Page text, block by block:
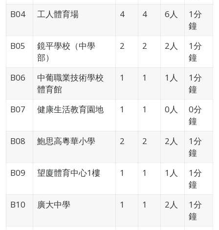
B04
工人體育場 4 4 6人
1分
鐘
B05
鏡平學校（中學
部）
2 2 2人
1分
鐘
B06
中葡職業技術學校
體育館
1 1 1人
1分
鐘
B07
健康生活教育園地 1 1 0人
0分
鐘
B08
鮑思高粵華小學 2 2 2人
1分
鐘
B09
望廈體育中心1樓 1 1 1人
1分
鐘
B10
廣大中學 1 1 2人
1分
鐘